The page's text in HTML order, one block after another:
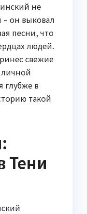
не
– он выковал
песни, что
людей.
свежие
личной
глубже в
такой
Тени